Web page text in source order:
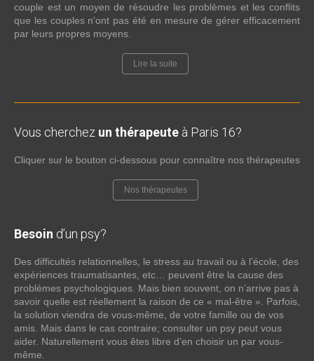
couple est un moyen de résoudre les problèmes et les conflits
que les couples n'ont pas été en mesure de gérer efficacement
par leurs propres moyens.
Lire la suite
Vous cherchez un thérapeute à Paris 16?
Cliquer sur le bouton ci-dessous pour connaître nos thérapeutes
Nos thérapeutes
Besoin d’un psy?
Des difficultés relationnelles, le stress au travail ou à l’école, des
expériences traumatisantes, etc… peuvent être la cause des
problèmes psychologiques. Mais bien souvent, on n’arrive pas à
savoir quelle est réellement la raison de ce « mal-être ». Parfois,
la solution viendra de vous-même, de votre famille ou de vos
amis. Mais dans le cas contraire; consulter un psy peut vous
aider. Naturellement vous êtes libre d’en choisir un par vous-
même.